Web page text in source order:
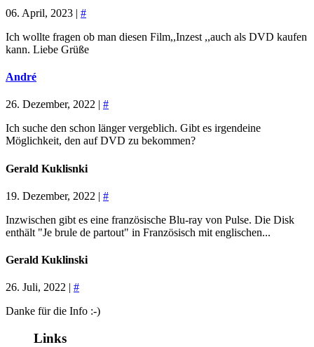
06. April, 2023 | #
Ich wollte fragen ob man diesen Film,,Inzest ,,auch als DVD kaufen
kann. Liebe Grüße
André
26. Dezember, 2022 | #
Ich suche den schon länger vergeblich. Gibt es irgendeine
Möglichkeit, den auf DVD zu bekommen?
Gerald Kuklisnki
19. Dezember, 2022 | #
Inzwischen gibt es eine französische Blu-ray von Pulse. Die Disk
enthält "Je brule de partout" in Französisch mit englischen...
Gerald Kuklinski
26. Juli, 2022 | #
Danke für die Info :-)
Links